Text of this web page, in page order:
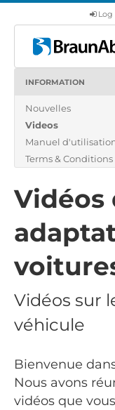
Log
Produits
Nous
Trouver un
INFORMATION
Nouvelles
Videos
Manuel
Terms & Conditions
Vidéos
Vidéos sur
véhicule
Bienvenue
Nous avons
vidéos que